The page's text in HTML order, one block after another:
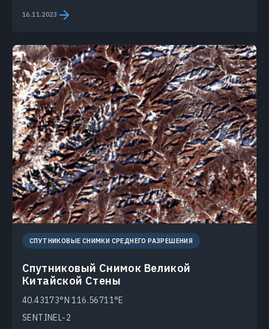
16.11.2023
СПУТНИКОВЫЕ СНИМКИ СРЕДНЕГО РАЗРЕШЕНИЯ
Спутниковый Снимок Великой
Китайской Стены
40.43173°N 116.56711°E
SENTINEL-2